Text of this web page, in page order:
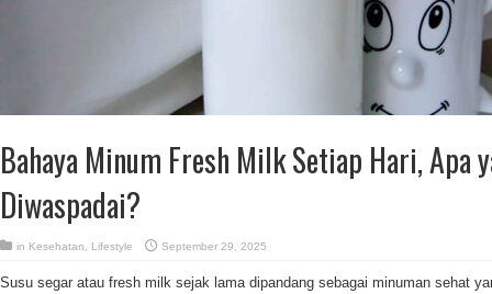
Bahaya Minum Fresh Milk Setiap Hari, Apa
Diwaspadai?
in Kesehatan Lifestyle September 29, 2025
Susu segar atau fresh milk sejak lama dipandang sebagai minuman sehat